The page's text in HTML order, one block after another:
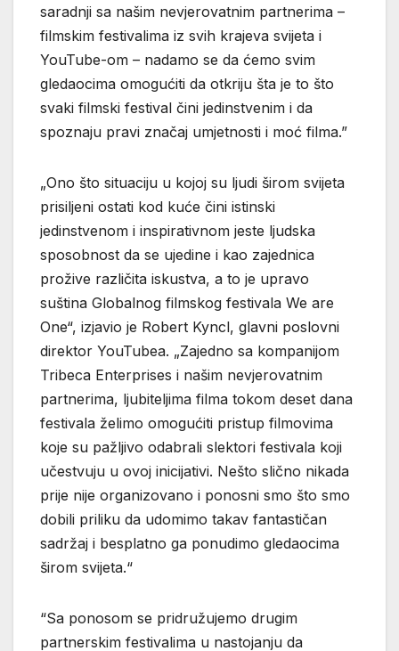
saradnji sa našim nevjerovatnim partnerima –
filmskim festivalima iz svih krajeva svijeta i
YouTube-om – nadamo se da ćemo svim
gledaocima omogućiti da otkriju šta je to što
svaki filmski festival čini jedinstvenim i da
spoznaju pravi značaj umjetnosti i moć filma.”
„Ono što situaciju u kojoj su ljudi širom svijeta
prisiljeni ostati kod kuće čini istinski
jedinstvenom i inspirativnom jeste ljudska
sposobnost da se ujedine i kao zajednica
prožive različita iskustva, a to je upravo
suština Globalnog filmskog festivala We are
One“, izjavio je Robert Kyncl, glavni poslovni
direktor YouTubea. „Zajedno sa kompanijom
Tribeca Enterprises i našim nevjerovatnim
partnerima, ljubiteljima filma tokom deset dana
festivala želimo omogućiti pristup filmovima
koje su pažljivo odabrali slektori festivala koji
učestvuju u ovoj inicijativi. Nešto slično nikada
prije nije organizovano i ponosni smo što smo
dobili priliku da udomimo takav fantastičan
sadržaj i besplatno ga ponudimo gledaocima
širom svijeta.“
“Sa ponosom se pridružujemo drugim
partnerskim festivalima u nastojanju da